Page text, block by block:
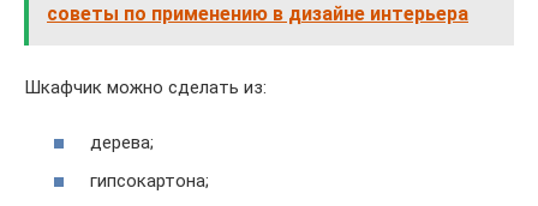
советы по применению в дизайне интерьера
Шкафчик можно сделать из:
дерева;
гипсокартона;